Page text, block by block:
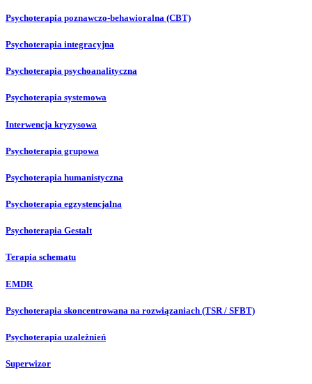
Psychoterapia poznawczo-behawioralna (CBT)
Psychoterapia integracyjna
Psychoterapia psychoanalityczna
Psychoterapia systemowa
Interwencja kryzysowa
Psychoterapia grupowa
Psychoterapia humanistyczna
Psychoterapia egzystencjalna
Psychoterapia Gestalt
Terapia schematu
EMDR
Psychoterapia skoncentrowana na rozwiązaniach (TSR / SFBT)
Psychoterapia uzależnień
Superwizor